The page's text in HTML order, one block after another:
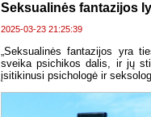
Seksualinės fantazijos
2025-03-23 21:25:39
„Seksualinės fantazijos yra
sveika psichikos dalis, ir jų
įsitikinusi psichologė ir